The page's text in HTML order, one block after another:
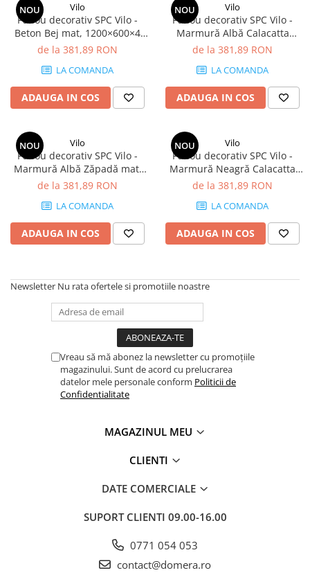
NOU Vilo
Panou decorativ SPC Vilo -
Beton Bej mat, 1200×600×4
mm, 2.88 mp/cutie (4 panouri)
de la 381,89 RON
LA COMANDA
ADAUGA IN COS
NOU Vilo
Panou decorativ SPC Vilo -
Marmură Albă Calacatta
lucios, 1200×600×4 mm, 2.88
de la 381,89 RON
LA COMANDA
ADAUGA IN COS
NOU Vilo
Panou decorativ SPC Vilo -
Marmură Albă Zăpadă mat,
1200×600×4 mm, 2.88
de la 381,89 RON
LA COMANDA
ADAUGA IN COS
NOU Vilo
Panou decorativ SPC Vilo -
Marmură Neagră Calacatta
lucios, 1200×600×4 mm, 2.88
de la 381,89 RON
LA COMANDA
ADAUGA IN COS
Newsletter Nu rata ofertele si promotiile noastre
Vreau să mă abonez la newsletter cu promoțiile
magazinului. Sunt de acord cu prelucrarea
datelor mele personale conform Politicii de
Confidentialitate
MAGAZINUL MEU
CLIENTI
DATE COMERCIALE
SUPORT CLIENTI 09.00-16.00
0771 054 053
contact@domera.ro